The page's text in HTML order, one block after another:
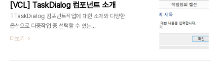
[VCL] TaskDialog 컴포넌트 소개
TTaskDialog 컴포넌트작업에 대한 소개와 다양한
옵션으로 다중작업 중 선택할 수 있는
TTaskDialog 컴포넌트를 소개합니다.아래와 같이
더보기